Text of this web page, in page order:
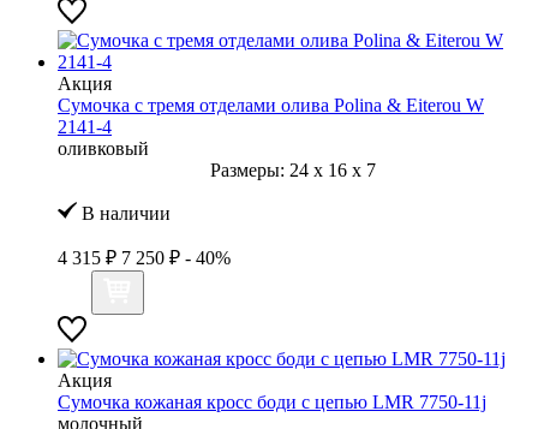
Акция
Сумочка с тремя отделами олива Polina & Eiterou W
2141-4
оливковый
Размеры: 24 x 16 x 7
В наличии
4 315 ₽ 7 250 ₽ - 40%
Акция
Сумочка кожаная кросс боди с цепью LMR 7750-11j
молочный